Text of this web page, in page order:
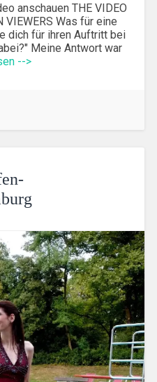
anschauen THE VIDEO
VIEWERS Was für eine
dich für ihren Auftritt bei
Meine Antwort war
-->